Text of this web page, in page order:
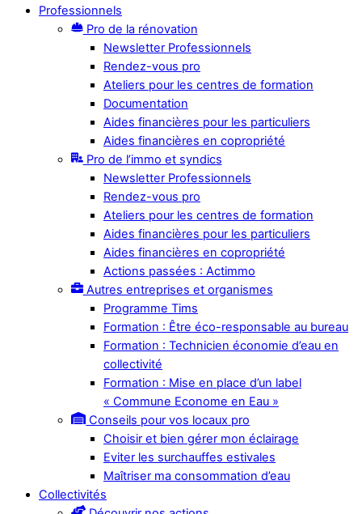
Professionnels
Pro de la rénovation
Newsletter Professionnels
Rendez-vous pro
Ateliers pour les centres de formation
Documentation
Aides financières pour les particuliers
Aides financières en copropriété
Pro de l’immo et syndics
Newsletter Professionnels
Rendez-vous pro
Ateliers pour les centres de formation
Aides financières pour les particuliers
Aides financières en copropriété
Actions passées : Actimmo
Autres entreprises et organismes
Programme Tims
Formation : Être éco-responsable au bureau
Formation : Technicien économie d’eau en
collectivité
Formation : Mise en place d’un label
« Commune Econome en Eau »
Conseils pour vos locaux pro
Choisir et bien gérer mon éclairage
Eviter les surchauffes estivales
Maîtriser ma consommation d’eau
Collectivités